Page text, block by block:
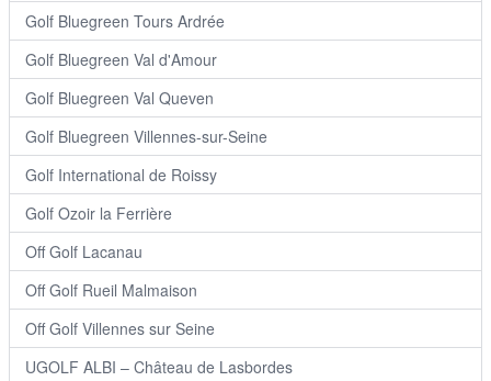
Golf Bluegreen Tours Ardrée
Golf Bluegreen Val d'Amour
Golf Bluegreen Val Queven
Golf Bluegreen Villennes-sur-Seine
Golf International de Roissy
Golf Ozoir la Ferrière
Off Golf Lacanau
Off Golf Rueil Malmaison
Off Golf Villennes sur Seine
UGOLF ALBI – Château de Lasbordes